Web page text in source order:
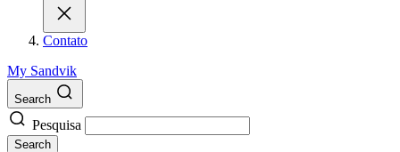
Contato
My Sandvik
Search
Pesquisa
Search